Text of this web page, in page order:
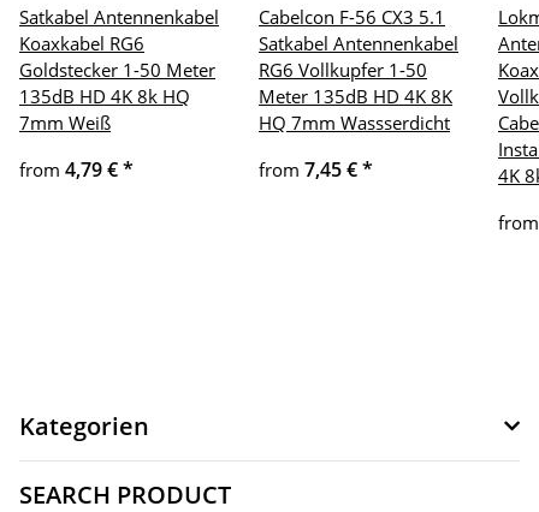
Satkabel Antennenkabel
Koaxkabel RG6
Goldstecker 1-50 Meter
135dB HD 4K 8k HQ
7mm Weiß
from 4,79 €*
Cabelcon F-56 CX3 5.1
Satkabel Antennenkabel
RG6 Vollkupfer 1-50
Meter 135dB HD 4K 8K
HQ 7mm Wassserdicht
from 7,45 €*
4K
Kategorien
SEARCH PRODUCT